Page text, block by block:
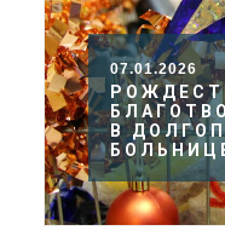
07.01.2026
В